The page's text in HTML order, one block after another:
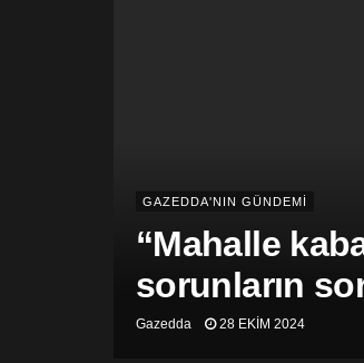
GAZEDDA'NIN GÜNDEMİ
“Mahalle
sorunların
Gazedda 28 EKIM 2024